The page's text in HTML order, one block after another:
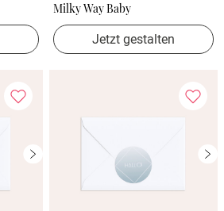
Milky Way Baby
Jetzt gestalten